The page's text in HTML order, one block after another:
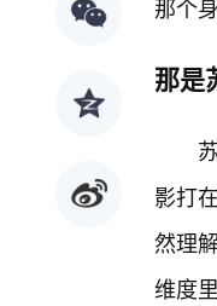
那个
那是
影打
然理
维度